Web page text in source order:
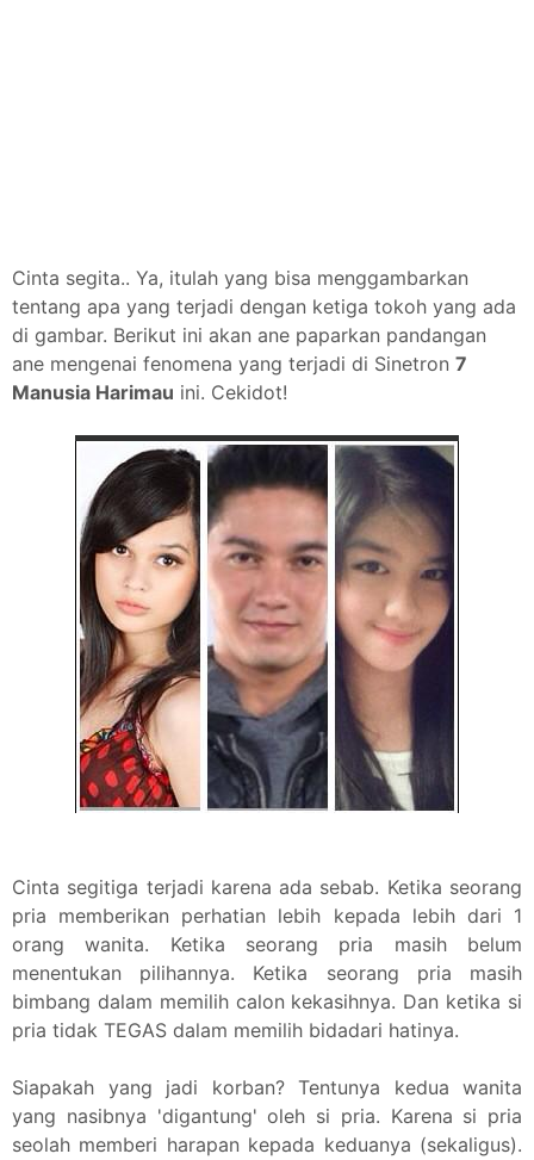
Cinta segita.. Ya, itulah yang bisa menggambarkan
tentang apa yang terjadi dengan ketiga tokoh yang ada
di gambar. Berikut ini akan ane paparkan pandangan
ane mengenai fenomena yang terjadi di Sinetron 7
Manusia Harimau ini. Cekidot!
Cinta segitiga terjadi karena ada sebab. Ketika seorang
pria memberikan perhatian lebih kepada lebih dari 1
orang wanita. Ketika seorang pria masih belum
menentukan pilihannya. Ketika seorang pria masih
bimbang dalam memilih calon kekasihnya. Dan ketika si
pria tidak TEGAS dalam memilih bidadari hatinya.
Siapakah yang jadi korban? Tentunya kedua wanita
yang nasibnya 'digantung' oleh si pria. Karena si pria
seolah memberi harapan kepada keduanya (sekaligus).